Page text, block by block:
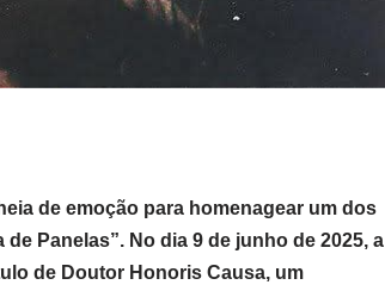
de emoção para homenagear um dos
Panelas”. No dia 9 de junho de 2025, a
de Doutor Honoris Causa, um